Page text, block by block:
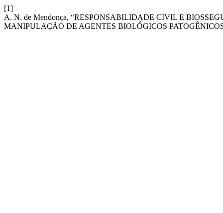
[1]
A. N. de Mendonça, “RESPONSABILIDADE CIVIL E
MANIPULAÇÃO DE AGENTES BIOLÓGICOS